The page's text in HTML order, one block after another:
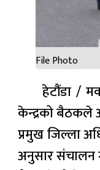
File Photo
हेटौंडा /
केन्द्रको बैठकले
प्रमुख जिल्ला
अनुसार संचालन